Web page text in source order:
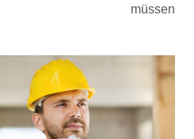
müssen